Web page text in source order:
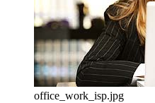
office_work_isp.jpg